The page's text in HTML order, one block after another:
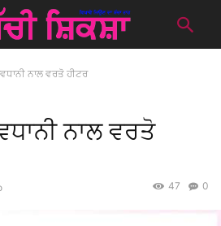
ਨਾਲ ਵਰਤੋ ਹੀਟਰ
ਨਾਲ ਵਰਤੋ
0
47